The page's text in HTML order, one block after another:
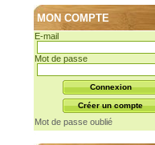
MON COMPTE
E-mail
Mot de passe
Mot de passe oublié